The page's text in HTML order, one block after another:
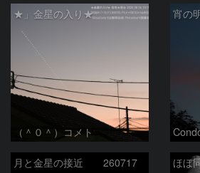
★」金星の入り★
（＾０＾）コメト
宵の
月と金星の接近 260717 ほぼ